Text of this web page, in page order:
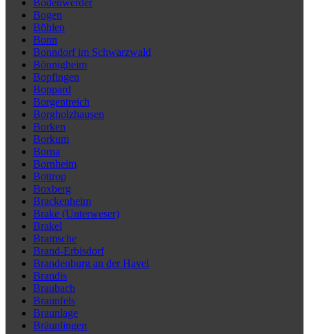
Bodenwerder
Bogen
Böhlen
Bonn
Bonndorf im Schwarzwald
Bönnigheim
Bopfingen
Boppard
Borgentreich
Borgholzhausen
Borken
Borkum
Borna
Bornheim
Bottrop
Boxberg
Brackenheim
Brake (Unterweser)
Brakel
Bramsche
Brand-Erbisdorf
Brandenburg an der Havel
Brandis
Braubach
Braunfels
Braunlage
Bräunlingen